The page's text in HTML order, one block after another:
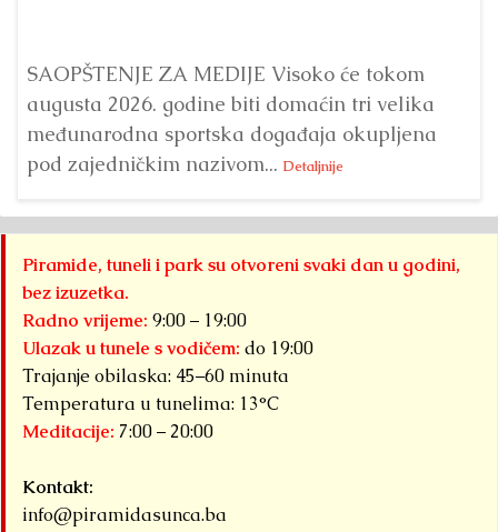
SAOPŠTENJE ZA MEDIJE Visoko će tokom
augusta 2026. godine biti domaćin tri velika
međunarodna sportska događaja okupljena
pod zajedničkim nazivom... Detaljnije
Piramide, tuneli i park su otvoreni svaki dan u godini,
bez izuzetka.
Radno vrijeme: 9:00 – 19:00
Ulazak u tunele s vodičem: do 19:00
Trajanje obilaska: 45–60 minuta
Temperatura u tunelima: 13°C
Meditacije: 7:00 – 20:00
Kontakt:
info@piramidasunca.ba